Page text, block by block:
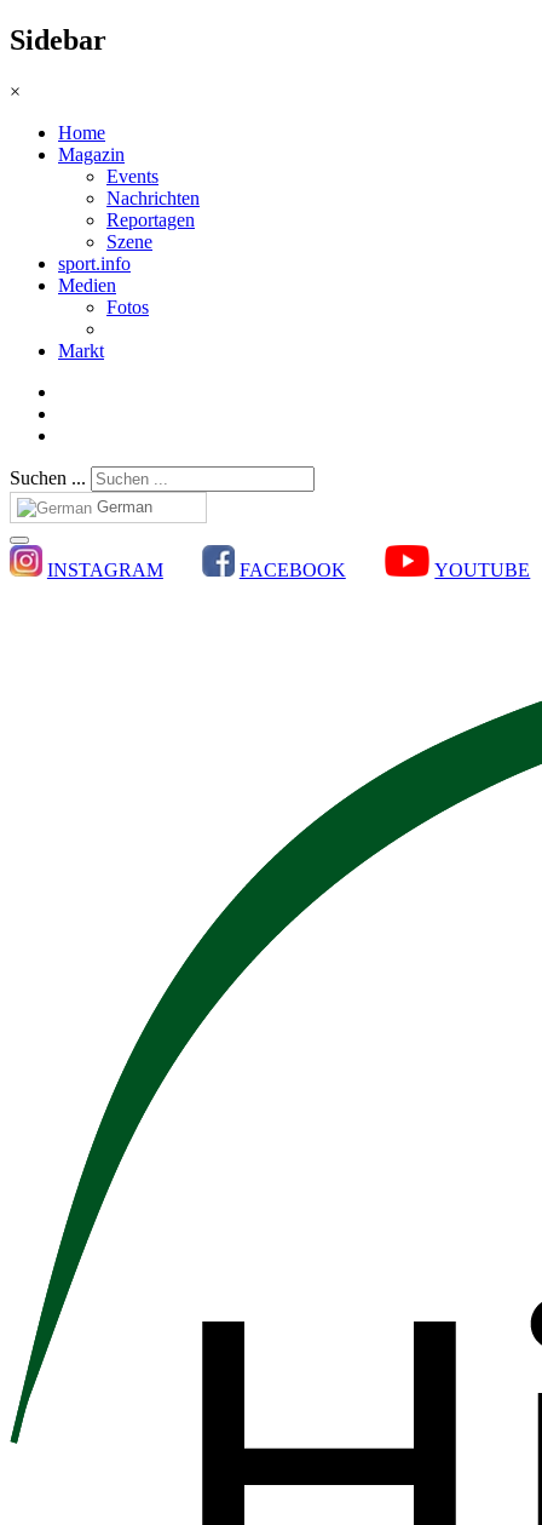
Sidebar
×
Home
Magazin
Events
Nachrichten
Reportagen
Szene
sport.info
Medien
Fotos
Markt
Suchen ...
German
INSTAGRAM FACEBOOK YOUTUBE